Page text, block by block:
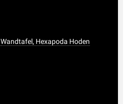
Wandtafel, Hexapoda Hoden